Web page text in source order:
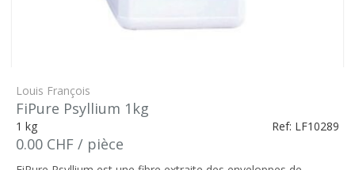
Louis François
FiPure Psyllium 1kg
1 kg Ref: LF10289
0.00 CHF / pièce